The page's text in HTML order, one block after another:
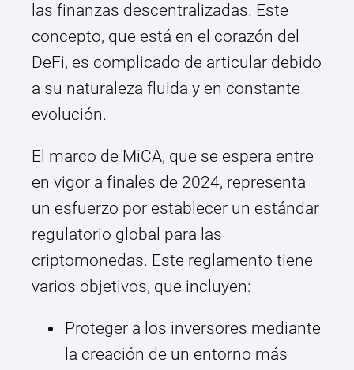
las finanzas descentralizadas. Este
concepto, que está en el corazón del
DeFi, es complicado de articular debido
a su naturaleza fluida y en constante
evolución.
El marco de MiCA, que se espera entre
en vigor a finales de 2024, representa
un esfuerzo por establecer un estándar
regulatorio global para las
criptomonedas. Este reglamento tiene
varios objetivos, que incluyen:
Proteger a los inversores mediante
la creación de un entorno más